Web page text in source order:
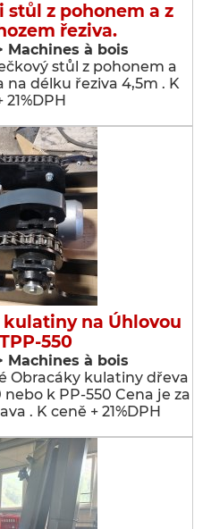
z pohonem a z
řeziva.
Machines à bois
stůl z pohonem a
na délku řeziva 4,5m . K
21%DPH
na Úhlovou
550
Machines à bois
Obracáky kulatiny dřeva
k PP-550 Cena je za
. K ceně + 21%DPH